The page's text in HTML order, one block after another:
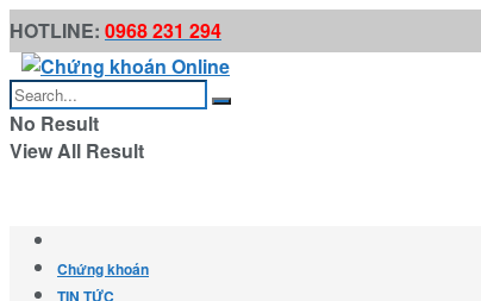
HOTLINE: 0968 231 294
No Result
View All Result
Chứng khoán
TIN TỨC